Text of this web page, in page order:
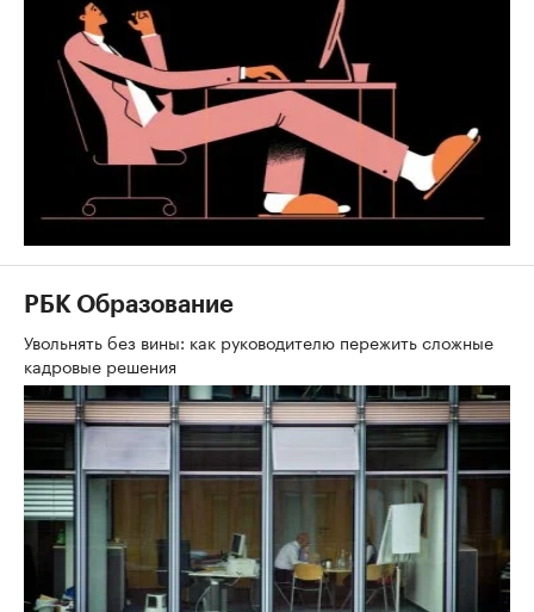
РБК Образование
Увольнять без вины: как руководителю пережить сложные
кадровые решения